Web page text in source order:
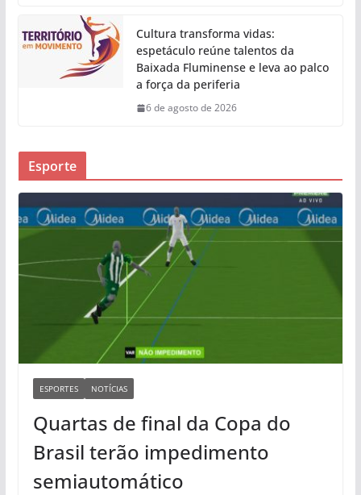
Cultura transforma vidas:
espetáculo reúne talentos da
Baixada Fluminense e leva ao palco
a força da periferia
6 de agosto de 2026
Esporte
ESPORTES NOTÍCIAS
Quartas de final da Copa do
Brasil terão impedimento
semiautomático